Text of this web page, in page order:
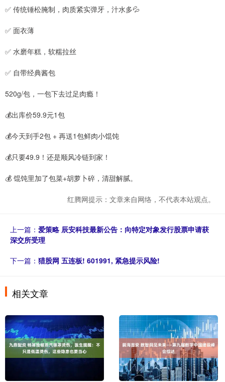
✅ 传统锤松腌制，肉质紧实弹牙，汁水多💦
✅ 面衣薄
✅ 水磨年糕，软糯拉丝
✅ 自带经典酱包
520g/包，一包下去过足肉瘾！
💰出库价59.9元1包
💰今天到手2包 + 再送1包鲜肉小馄饨
💰只要49.9！还是顺风冷链到家！
💰 馄饨里加了包菜+胡萝卜碎，清甜解腻。
红腾网提示：文章来自网络，不代表本站观点。
上一篇： 爱策略 辰安科技最新公告：向特定对象发行股票申请获
深交所受理
下一篇： 猎股网 五连板! 601991, 紧急提示风险!
相关文章